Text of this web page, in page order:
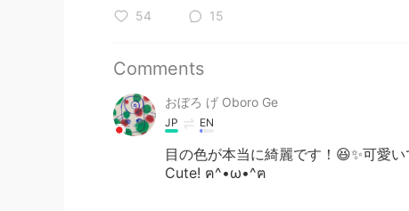
54 15
Comments
おぼろ げ Oboro Ge
JP EN
目の色が本当に綺麗です！😆✨可
Cute! ฅ^•ω•^ฅ